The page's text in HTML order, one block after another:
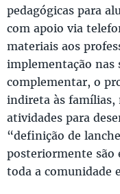
pedagógicas para
com apoio via
materiais aos
implementação nas
complementar, o
indireta às famílias,
atividades para
“definição de
posteriormente são
toda a comunidade